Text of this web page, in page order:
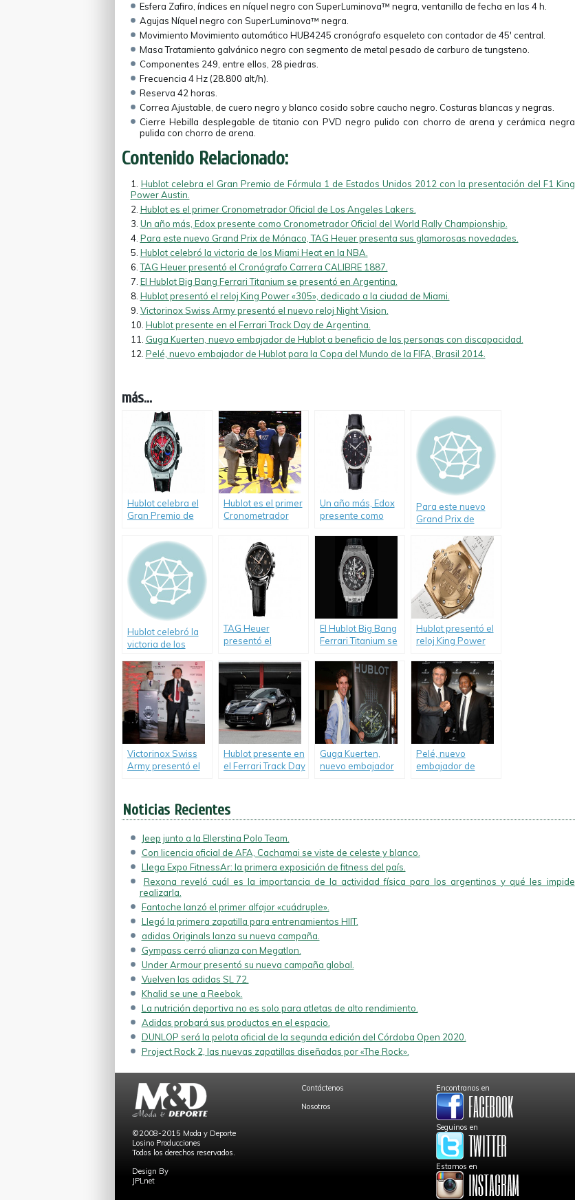
Esfera Zafiro, índices en níquel negro con SuperLuminova™ negra, ventanilla de fecha en las 4 h.
Agujas Níquel negro con SuperLuminova™ negra.
Movimiento Movimiento automático HUB4245 cronógrafo esqueleto con contador de 45′ central.
Masa Tratamiento galvánico negro con segmento de metal pesado de carburo de tungsteno.
Componentes 249, entre ellos, 28 piedras.
Frecuencia 4 Hz (28.800 alt/h).
Reserva 42 horas.
Correa Ajustable, de cuero negro y blanco cosido sobre caucho negro. Costuras blancas y negras.
Cierre Hebilla desplegable de titanio con PVD negro pulido con chorro de arena y cerámica negra
pulida con chorro de arena.
Contenido Relacionado:
Hublot celebra el Gran Premio de Fórmula 1 de Estados Unidos 2012 con la presentación del F1 King
Power Austin.
Hublot es el primer Cronometrador Oficial de Los Angeles Lakers.
Un año más, Edox presente como Cronometrador Oficial del World Rally Championship.
Para este nuevo Grand Prix de Mónaco, TAG Heuer presenta sus glamorosas novedades.
Hublot celebró la victoria de los Miami Heat en la NBA.
TAG Heuer presentó el Cronógrafo Carrera CALIBRE 1887.
El Hublot Big Bang Ferrari Titanium se presentó en Argentina.
Hublot presentó el reloj King Power «305», dedicado a la ciudad de Miami.
Victorinox Swiss Army presentó el nuevo reloj Night Vision.
Hublot presente en el Ferrari Track Day de Argentina.
Guga Kuerten, nuevo embajador de Hublot a beneficio de las personas con discapacidad.
Pelé, nuevo embajador de Hublot para la Copa del Mundo de la FIFA, Brasil 2014.
más...
Hublot celebra el
Gran Premio de
Estados Unidos
2012 con la
presentación del
F1 King Power
Austin.
Hublot es el primer
Cronometrador
Angeles Lakers.
Un año más, Edox
presente como
Oficial del World
Championship.
Para este nuevo
Grand Prix de
Heuer presenta
sus glamorosas
novedades.
Hublot celebró la
victoria de los
NBA.
TAG Heuer
presentó el
Carrera CALIBRE
1887.
El Hublot Big Bang
Ferrari Titanium se
Argentina.
Hublot presentó el
reloj King Power
la ciudad de Miami.
Victorinox Swiss
Army presentó el
Hublot presente en
el Ferrari Track Day
Guga Kuerten,
nuevo embajador
Pelé, nuevo
embajador de
Noticias Recientes
Jeep junto a la Ellerstina Polo Team.
Con licencia oficial de AFA, Cachamai se viste de celeste y blanco.
Llega Expo FitnessAr: la primera exposición de fitness del país.
Rexona reveló cuál es la importancia de la actividad física para los argentinos y qué les impide
realizarla.
Fantoche lanzó el primer alfajor «cuádruple».
Llegó la primera zapatilla para entrenamientos HIIT.
adidas Originals lanza su nueva campaña.
Gympass cerró alianza con Megatlon.
Under Armour presentó su nueva campaña global.
Vuelven las adidas SL 72.
Khalid se une a Reebok.
La nutrición deportiva no es solo para atletas de alto rendimiento.
Adidas probará sus productos en el espacio.
DUNLOP será la pelota oficial de la segunda edición del Córdoba Open 2020.
Project Rock 2, las nuevas zapatillas diseñadas por «The Rock».
©2008-2015 Moda y Deporte
Losino Producciones
Todos los derechos reservados.
Design By
JPLnet
Contáctenos
Nosotros
Encontranos en
Seguinos en
Estamos en